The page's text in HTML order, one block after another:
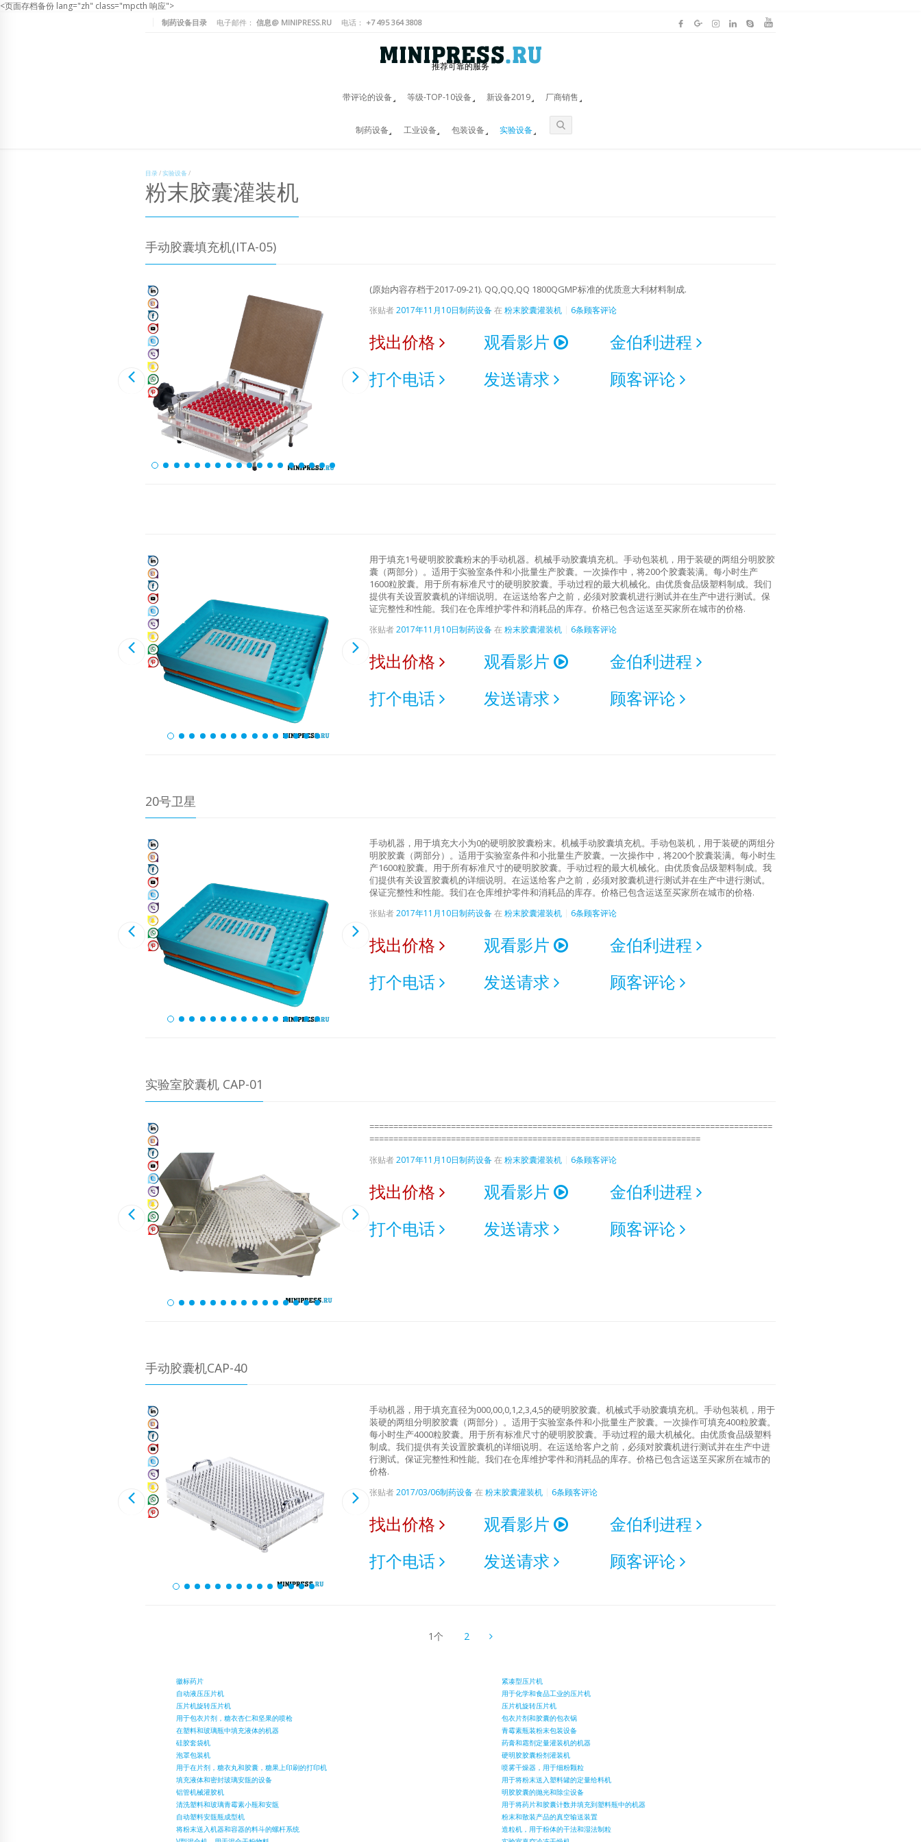
<页面存档备份 lang="zh" class="mpcth 响应">
制药设备目录 电子邮件： 信息@ MINIPRESS.RU 电话： +7 495 364 3808
推荐可靠的服务
带评论的设备 等级-TOP-10设备 新设备2019 厂商销售
制药设备 工业设备 包装设备 实验设备
目录/实验设备/
粉末胶囊灌装机
手动胶囊填充机(ITA-05)
(原始内容存档于2017-09-21). QQ,QQ,QQ 1800QGMP标准的优质意大利材料制成.
张贴者2017年11月10日制药设备在 粉末胶囊灌装机 6条顾客评论
找出价格 观看影片
金伯利进程
打个电话
发送请求 顾客评论
用于填充1号硬明胶胶囊粉末的手动机器。机械手动胶囊填充机。手动包装机，用于装硬的两组分明胶胶
囊（两部分）。适用于实验室条件和小批量生产胶囊。一次操作中，将200个胶囊装满。每小时生产
1600粒胶囊。用于所有标准尺寸的硬明胶胶囊。手动过程的最大机械化。由优质食品级塑料制成。我们
提供有关设置胶囊机的详细说明。在运送给客户之前，必须对胶囊机进行测试并在生产中进行测试。保
证完整性和性能。我们在仓库维护零件和消耗品的库存。价格已包含运送至买家所在城市的价格.
张贴者2017年11月10日制药设备在 粉末胶囊灌装机 6条顾客评论
找出价格 观看影片
金伯利进程
打个电话
发送请求 顾客评论
20号卫星
手动机器，用于填充大小为0的硬明胶胶囊粉末。机械手动胶囊填充机。手动包装机，用于装硬的两组分
明胶胶囊（两部分）。适用于实验室条件和小批量生产胶囊。一次操作中，将200个胶囊装满。每小时生
产1600粒胶囊。用于所有标准尺寸的硬明胶胶囊。手动过程的最大机械化。由优质食品级塑料制成。我
们提供有关设置胶囊机的详细说明。在运送给客户之前，必须对胶囊机进行测试并在生产中进行测试。
保证完整性和性能。我们在仓库维护零件和消耗品的库存。价格已包含运送至买家所在城市的价格.
张贴者2017年11月10日制药设备在 粉末胶囊灌装机 6条顾客评论
找出价格 观看影片
金伯利进程
打个电话
发送请求 顾客评论
实验室胶囊机 CAP-01
====================================================================================
=====================================================================
张贴者2017年11月10日制药设备在 粉末胶囊灌装机 6条顾客评论
找出价格 观看影片
金伯利进程
打个电话
发送请求 顾客评论
手动胶囊机CAP-40
手动机器，用于填充直径为000,00,0,1,2,3,4,5的硬明胶胶囊。机械式手动胶囊填充机。手动包装机，用于
装硬的两组分明胶胶囊（两部分）。适用于实验室条件和小批量生产胶囊。一次操作可填充400粒胶囊。
每小时生产4000粒胶囊。用于所有标准尺寸的硬明胶胶囊。手动过程的最大机械化。由优质食品级塑料
制成。我们提供有关设置胶囊机的详细说明。在运送给客户之前，必须对胶囊机进行测试并在生产中进
行测试。保证完整性和性能。我们在仓库维护零件和消耗品的库存。价格已包含运送至买家所在城市的
价格.
张贴者2017/03/06制药设备在 粉末胶囊灌装机 6条顾客评论
找出价格 观看影片
金伯利进程
打个电话
发送请求 顾客评论
1个 2
徽标药片
自动液压压片机
压片机旋转压片机
用于包衣片剂，糖衣杏仁和坚果的喷枪
在塑料和玻璃瓶中填充液体的机器
硅胶套袋机
泡罩包装机
用于在片剂，糖衣丸和胶囊，糖果上印刷的打印机
填充液体和密封玻璃安瓿的设备
铝管机械灌胶机
清洗塑料和玻璃青霉素小瓶和安瓿
自动塑料安瓿瓶成型机
将粉末送入机器和容器的料斗的螺杆系统
紧凑型压片机
用于化学和食品工业的压片机
压片机旋转压片机
包衣片剂和胶囊的包衣锅
青霉素瓶装粉末包装设备
药膏和霜剂定量灌装机的机器
硬明胶胶囊粉剂灌装机
喷雾干燥器，用于细粉颗粒
用于将粉末送入塑料罐的定量给料机
明胶胶囊的抛光和除尘设备
用于将药片和胶囊计数并填充到塑料瓶中的机器
粉末和散装产品的真空输送装置
造粒机，用于粉体的干法和湿法制粒